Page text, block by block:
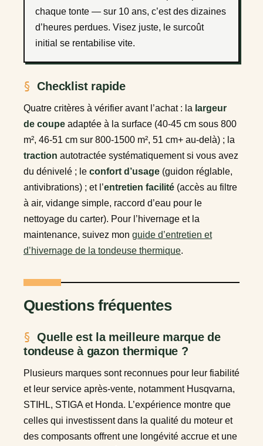
chaque tonte — sur 10 ans, c’est des dizaines
d’heures perdues. Visez juste, le surcoût
initial se rentabilise vite.
Checklist rapide
Quatre critères à vérifier avant l’achat : la largeur
de coupe adaptée à la surface (40-45 cm sous 800
m², 46-51 cm sur 800-1500 m², 51 cm+ au-delà) ; la
traction autotractée systématiquement si vous avez
du dénivelé ; le confort d’usage (guidon réglable,
antivibrations) ; et l’entretien facilité (accès au filtre
à air, vidange simple, raccord d’eau pour le
nettoyage du carter). Pour l’hivernage et la
maintenance, suivez mon guide d’entretien et
d’hivernage de la tondeuse thermique.
Questions fréquentes
Quelle est la meilleure marque de
tondeuse à gazon thermique ?
Plusieurs marques sont reconnues pour leur fiabilité
et leur service après-vente, notamment Husqvarna,
STIHL, STIGA et Honda. L’expérience montre que
celles qui investissent dans la qualité du moteur et
des composants offrent une longévité accrue et une